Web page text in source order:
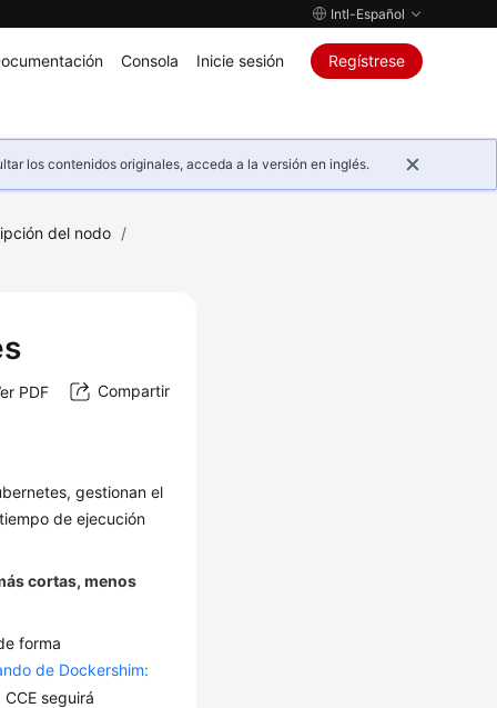
Intl-Español
Consola Inicie sesión Regístrese
los contenidos originales, acceda a la versión en inglés.
del nodo /
PDF Compartir
gestionan el
de ejecución
cortas, menos
forma
de Dockershim:
seguirá